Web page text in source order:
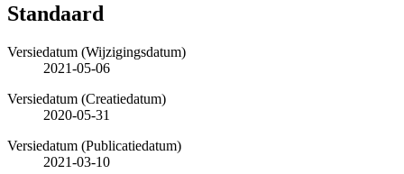
Standaard
Versiedatum (Wijzigingsdatum)
2021-05-06
Versiedatum (Creatiedatum)
2020-05-31
Versiedatum (Publicatiedatum)
2021-03-10